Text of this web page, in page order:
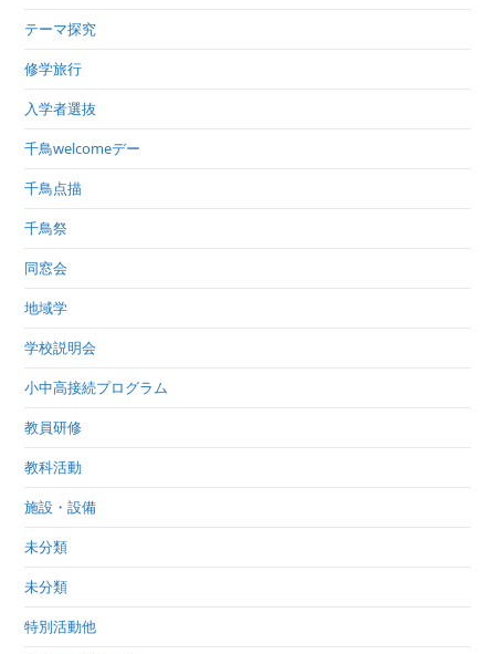
テーマ探究
修学旅行
入学者選抜
千鳥welcomeデー
千鳥点描
千鳥祭
同窓会
地域学
学校説明会
小中高接続プログラム
教員研修
教科活動
施設・設備
未分類
未分類
特別活動他